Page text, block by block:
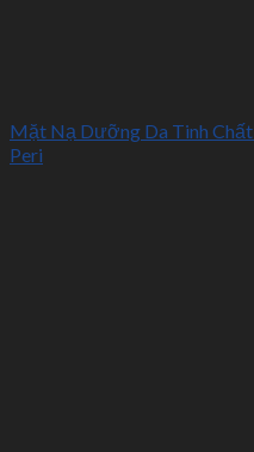
Mặt Nạ Dưỡng Da Tinh
Peri